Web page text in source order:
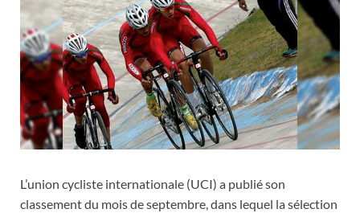
L’union cycliste internationale (UCI) a publié son
classement du mois de septembre, dans lequel la sélection